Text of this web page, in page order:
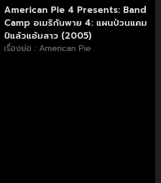
American Pie 4 Presents: Band
Camp อเมริกันพาย 4: แผนป่วนแคม
ป์แล้วแอ้มสาว (2005)
เรื่องย่อ : American Pie